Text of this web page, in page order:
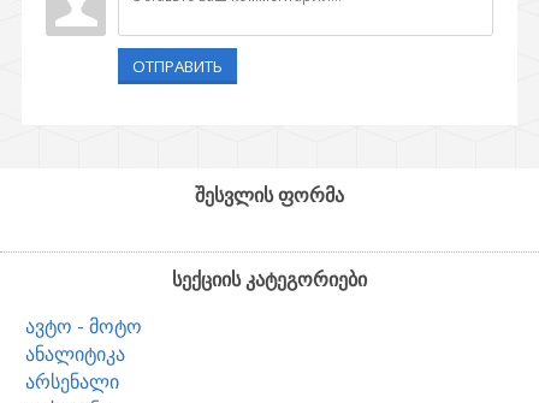
ОТПРАВИТЬ
შესვლის ფორმა
სექციის კატეგორიები
ავტო - მოტო
ანალიტიკა
არსენალი